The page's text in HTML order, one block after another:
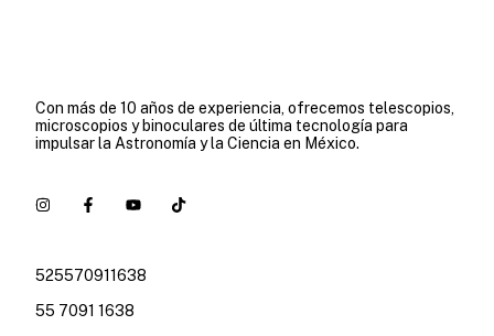
Con más de 10 años de experiencia, ofrecemos telescopios,
microscopios y binoculares de última tecnología para
impulsar la Astronomía y la Ciencia en México.
525570911638
55 7091 1638